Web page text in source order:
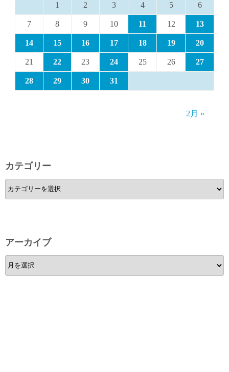
1 2 3 4 5 6
7 8 9 10 11 12 13
14 15 16 17 18 19 20
21 22 23 24 25 26 27
28 29 30 31
2月 »
カテゴリー
カ
テ
ー
アーカイブ
ア
ー